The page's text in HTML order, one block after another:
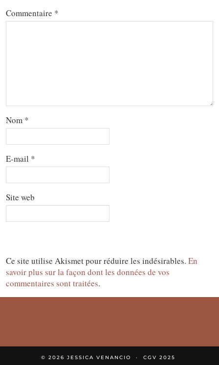
Commentaire *
Nom *
E-mail *
Site web
Ce site utilise Akismet pour réduire les indésirables. En
savoir plus sur la façon dont les données de vos
commentaires sont traitées.
© 2026 JESSICA VENANCIO CGV 2025